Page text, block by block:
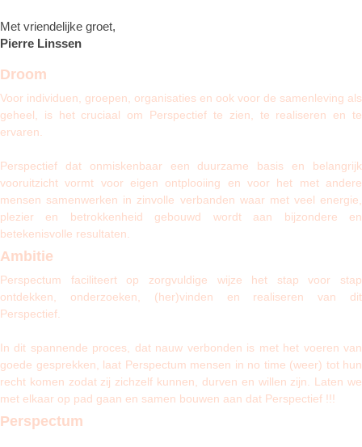
Met vriendelijke groet,
Pierre Linssen
Droom
Voor individuen, groepen, organisaties en ook voor de samenleving als
geheel, is het cruciaal om Perspectief te zien, te realiseren en te
ervaren.
Perspectief dat onmiskenbaar een duurzame basis en belangrijk
vooruitzichtvormt voor eigen ontplooiing en voor het met andere
mensen samenwerken in zinvolle verbanden waar met veel energie,
plezier en betrokkenheid gebouwd wordt aan bijzondere en
betekenisvolle resultaten.
Ambitie
Perspectum faciliteert op zorgvuldige wijze het stap voor stap
ontdekken, onderzoeken, (her)vinden en realiseren van dit
Perspectief.
In dit spannende proces, dat nauw verbonden is met het voeren van
goede gesprekken, laat Perspectum mensen in no time (weer) tot hun
recht komen zodat zij zichzelf kunnen, durven en willen zijn.
Laten we
met elkaar op pad gaan en samen bouwen aan dat Perspectief !!!
Perspectum